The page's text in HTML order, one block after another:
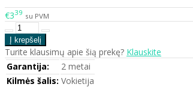
€339 su PVM
Turite klausimų apie šią prekę? Klauskite
Garantija:
2 metai
Kilmės šalis: Vokietija